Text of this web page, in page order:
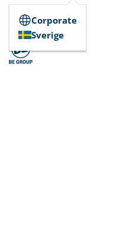
Corporate
Sverige